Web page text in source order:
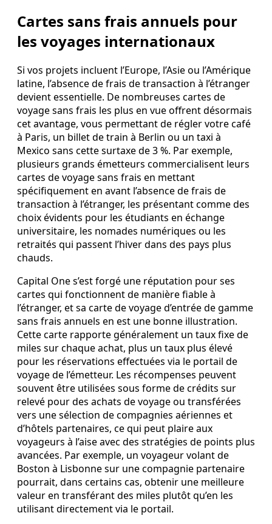
Cartes sans frais annuels pour
les voyages internationaux
Si vos projets incluent l’Europe, l’Asie ou l’Amérique
latine, l’absence de frais de transaction à l’étranger
devient essentielle. De nombreuses cartes de
voyage sans frais les plus en vue offrent désormais
cet avantage, vous permettant de régler votre café
à Paris, un billet de train à Berlin ou un taxi à
Mexico sans cette surtaxe de 3 %. Par exemple,
plusieurs grands émetteurs commercialisent leurs
cartes de voyage sans frais en mettant
spécifiquement en avant l’absence de frais de
transaction à l’étranger, les présentant comme des
choix évidents pour les étudiants en échange
universitaire, les nomades numériques ou les
retraités qui passent l’hiver dans des pays plus
chauds.
Capital One s’est forgé une réputation pour ses
cartes qui fonctionnent de manière fiable à
l’étranger, et sa carte de voyage d’entrée de gamme
sans frais annuels en est une bonne illustration.
Cette carte rapporte généralement un taux fixe de
miles sur chaque achat, plus un taux plus élevé
pour les réservations effectuées via le portail de
voyage de l’émetteur. Les récompenses peuvent
souvent être utilisées sous forme de crédits sur
relevé pour des achats de voyage ou transférées
vers une sélection de compagnies aériennes et
d’hôtels partenaires, ce qui peut plaire aux
voyageurs à l’aise avec des stratégies de points plus
avancées. Par exemple, un voyageur volant de
Boston à Lisbonne sur une compagnie partenaire
pourrait, dans certains cas, obtenir une meilleure
valeur en transférant des miles plutôt qu’en les
utilisant directement via le portail.